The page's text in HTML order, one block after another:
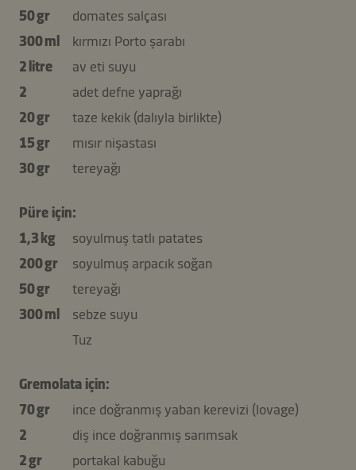
50 gr
domates salçası
300 ml
kırmızı Porto şarabı
2 litre
av eti suyu
2
adet defne yaprağı
20 gr
taze kekik (dalıyla birlikte)
15 gr
mısır nişastası
30 gr
tereyağı
Püre için:
1,3 kg
soyulmuş tatlı patates
200 gr
soyulmuş arpacık soğan
50 gr
tereyağı
300 ml
sebze suyu
Tuz
Gremolata için:
70 gr
ince doğranmış yaban kerevizi (lovage)
2
diş ince doğranmış sarımsak
2 gr
portakal kabuğu